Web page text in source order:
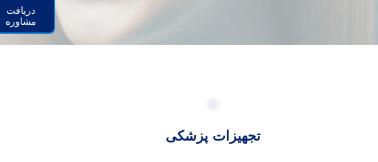
دریافت
مشاوره
تجهیزات پزشکی